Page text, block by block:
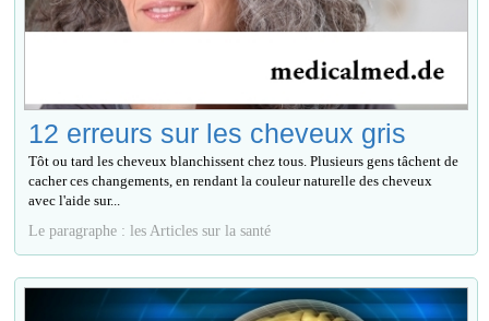
12 erreurs sur les cheveux gris
Tôt ou tard les cheveux blanchissent chez tous. Plusieurs gens tâchent de
cacher ces changements, en rendant la couleur naturelle des cheveux
avec l'aide sur...
Le paragraphe : les Articles sur la santé